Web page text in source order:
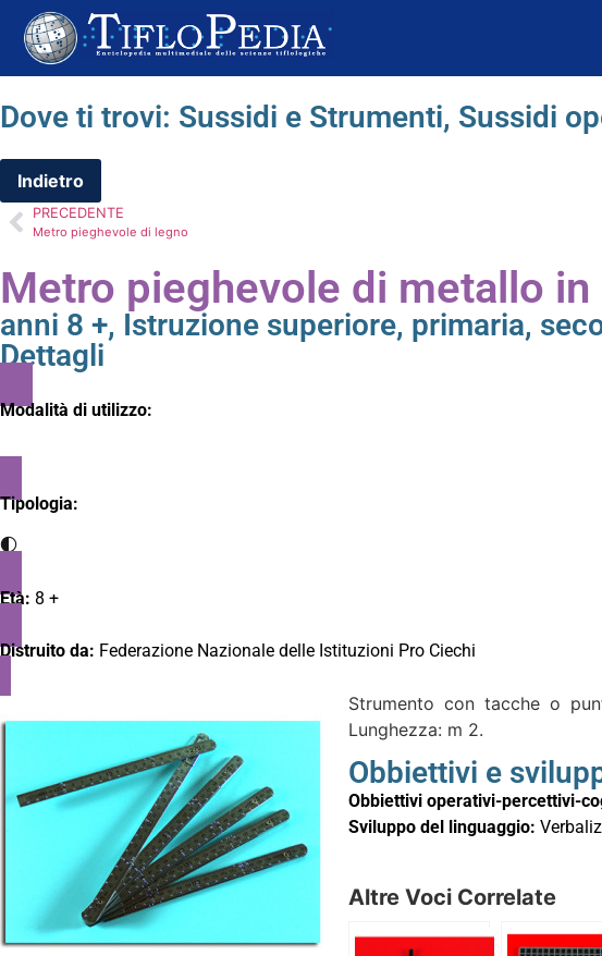
Dove ti trovi: Sussidi e Strumenti, Sussidi
PRECEDENTE
Metro pieghevole di legno
Metro pieghevole di metallo
anni 8 +, Istruzione superiore, primaria,
Dettagli
Modalità di utilizzo:
Tipologia:
Età: 8 +
Distruito da: Federazione Nazionale delle Istituzioni Pro Ciechi
Strumento con tacche o
Lunghezza: m 2.
Obbiettivi e
Obbiettivi operativi-percettivi-
Sviluppo del linguaggio:
Altre Voci Correlate